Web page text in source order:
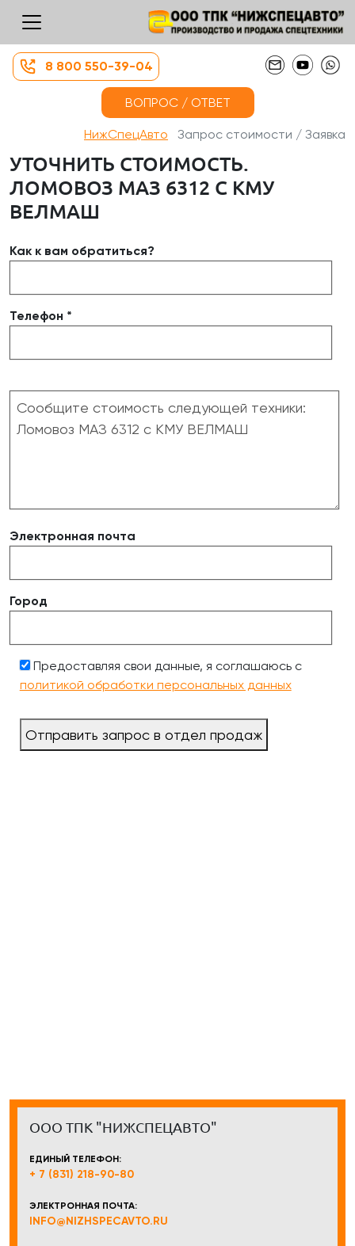
8 800 550-39-04
ВОПРОС / ОТВЕТ
НижСпецАвто Запрос стоимости / Заявка
УТОЧНИТЬ СТОИМОСТЬ.
ЛОМОВОЗ МАЗ 6312 С КМУ
ВЕЛМАШ
Как к вам обратиться?
Телефон *
Электронная почта
Город
Предоставляя свои данные, я соглашаюсь с
политикой обработки персональных данных
Отправить запрос в отдел продаж
ООО ТПК "НИЖСПЕЦАВТО"
ЕДИНЫЙ ТЕЛЕФОН:
+ 7 (831) 218-90-80
ЭЛЕКТРОННАЯ ПОЧТА:
INFO@NIZHSPECAVTO.RU